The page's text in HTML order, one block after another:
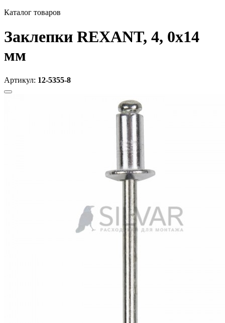
Каталог товаров
Заклепки REXANT, 4, 0x14
мм
Артикул: 12-5355-8